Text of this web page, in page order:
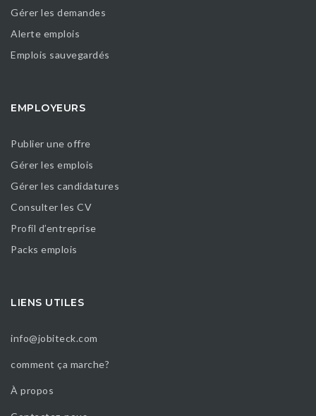
Gérer les demandes
Alerte emplois
Emplois sauvegardés
EMPLOYEURS
Publier une offre
Gérer les emplois
Gérer les candidatures
Consulter les CV
Profil d’entreprise
Packs emplois
LIENS UTILES
info@jobiteck.com
comment ça marche?
À propos